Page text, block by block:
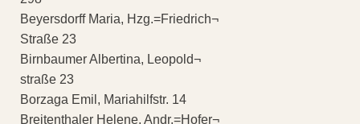
Beyersdorff Maria, Hzg.=Friedrich¬
Straße 23
Birnbaumer Albertina, Leopold¬
straße 23
Borzaga Emil, Mariahilfstr. 14
Breitenthaler Helene, Andr.=Hofer¬